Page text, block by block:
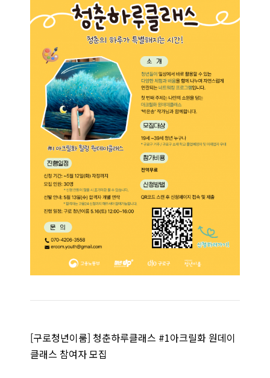
[구로청년이룸] 청춘하루클래스 #1아크릴화 원데이
클래스 참여자 모집